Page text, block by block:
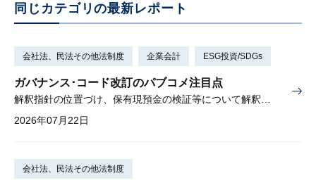
同じカテゴリの最新レポート
会社法、民法その他法制度 企業会計 ESG投資/SDGs
ガバナンス･コード改訂のパブコメ注目点
2026年07月22日
会社法、民法その他法制度